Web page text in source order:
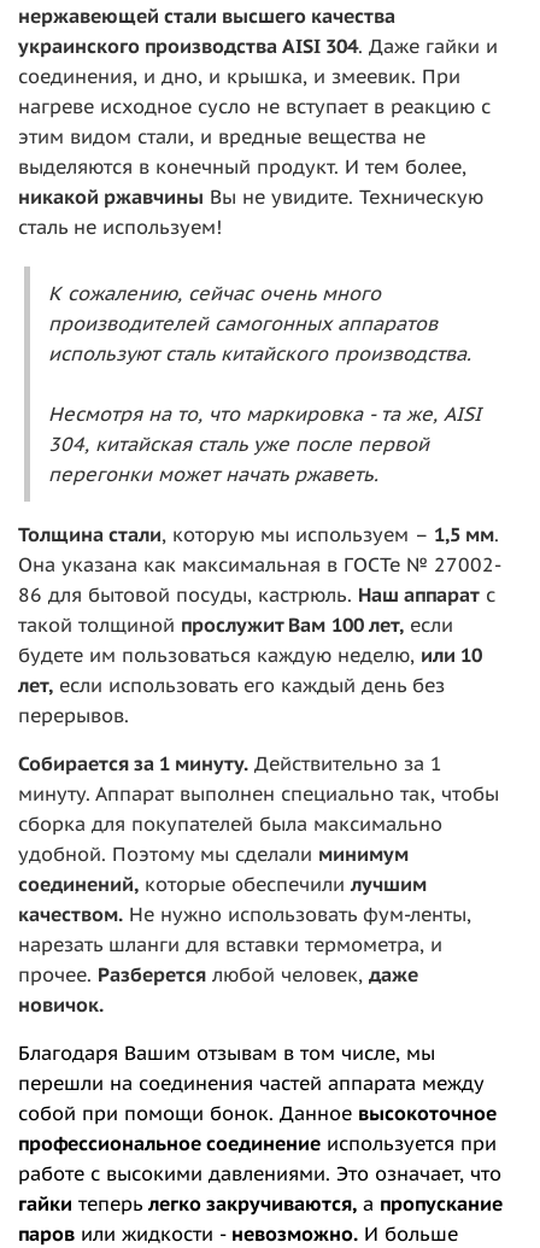
нержавеющей стали высшего качества
украинского производства AISI 304. Даже гайки и
соединения, и дно, и крышка, и змеевик. При
нагреве исходное сусло не вступает в реакцию с
этим видом стали, и вредные вещества не
выделяются в конечный продукт. И тем более,
никакой ржавчины Вы не увидите. Техническую
сталь не используем!
К сожалению, сейчас очень много
производителей самогонных аппаратов
используют сталь китайского производства.
Несмотря на то, что маркировка - та же, AISI
304, китайская сталь уже после первой
перегонки может начать ржаветь.
Толщина стали, которую мы используем – 1,5 мм.
Она указана как максимальная в ГОСТе № 27002-
86 для бытовой посуды, кастрюль. Наш аппарат с
такой толщиной прослужит Вам 100 лет, если
будете им пользоваться каждую неделю, или 10
лет, если использовать его каждый день без
перерывов.
Собирается за 1 минуту. Действительно за 1
минуту. Аппарат выполнен специально так, чтобы
сборка для покупателей была максимально
удобной. Поэтому мы сделали минимум
соединений, которые обеспечили лучшим
качеством. Не нужно использовать фум-ленты,
нарезать шланги для вставки термометра, и
прочее. Разберется любой человек, даже
новичок.
Благодаря Вашим отзывам в том числе, мы
перешли на соединения частей аппарата между
собой при помощи бонок. Данное высокоточное
профессиональное соединение используется при
работе с высокими давлениями. Это означает, что
гайки теперьлегко закручиваются, а пропускание
паров или жидкости - невозможно. И больше